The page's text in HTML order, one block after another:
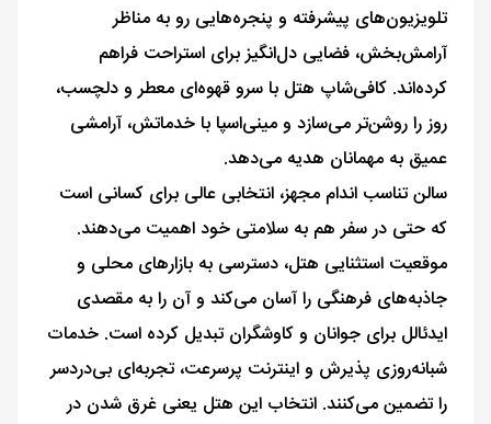
تلویزیون‌های پیشرفته و پنجره‌هایی رو به مناظر
آرامش‌بخش، فضایی دل‌انگیز برای استراحت فراهم
کرده‌اند. کافی‌شاپ هتل با سرو قهوه‌ای معطر و دلچسب،
روز را روشن‌تر می‌سازد و مینی‌اسپا با خدماتش، آرامشی
عمیق به مهمانان هدیه می‌دهد.
سالن تناسب اندام مجهز، انتخابی عالی برای کسانی است
که حتی در سفر هم به سلامتی خود اهمیت می‌دهند.
موقعیت استثنایی هتل، دسترسی به بازارهای محلی و
جاذبه‌های فرهنگی را آسان می‌کند و آن را به مقصدی
ایدئالل برای جوانان و کاوشگران تبدیل کرده است. خدمات
شبانه‌روزی پذیرش و اینترنت پرسرعت، تجربه‌ای بی‌دردسر
را تضمین می‌کنند. انتخاب این هتل یعنی غرق شدن در